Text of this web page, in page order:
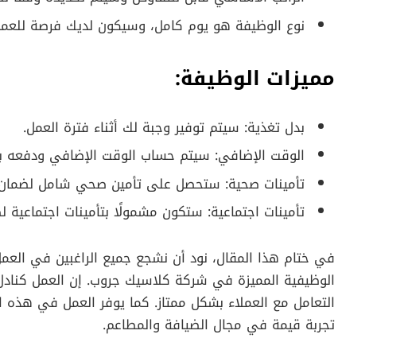
نوع الوظيفة هو يوم كامل، وسيكون لديك فرصة
مميزات الوظيفة:
بدل تغذية: سيتم توفير وجبة لك أثناء فترة العمل.
الوقت الإضافي: سيتم حساب الوقت الإضافي ودفعه
تأمينات صحية: ستحصل على تأمين صحي شامل لضمان
تأمينات اجتماعية: ستكون مشمولًا بتأمينات
في ختام هذا المقال، نود أن نشجع جميع الراغبين في
الوظيفية المميزة في شركة كلاسيك جروب. إن العمل
التعامل مع العملاء بشكل ممتاز. كما يوفر العمل في
تجربة قيمة في مجال الضيافة والمطاعم.